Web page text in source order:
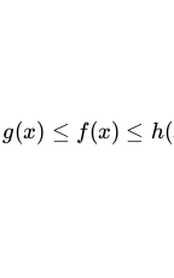
g(x)
g(x) ≤ f(x) ≤ h(